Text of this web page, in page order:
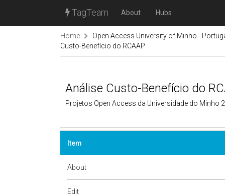
TagTeam About Hubs
Home
Open Access University of Minho -
Custo-Benefício do RCAAP
Análise Custo-Benefício do
Projetos Open Access da Universidade do Minho
Item
About
Edit